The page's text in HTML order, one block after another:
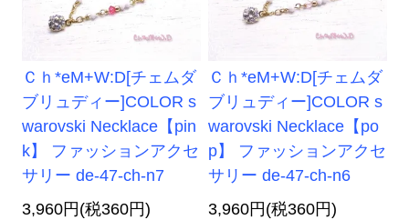
Ｃｈ*eM+W:D[チェムダ
ブリュディー]COLOR s
warovski Necklace【pin
k】 ファッションアクセ
サリー de-47-ch-n7
3,960円(税360円)
Ｃｈ*eM+W:D[チェムダ
ブリュディー]COLOR s
warovski Necklace【po
p】 ファッションアクセ
サリー de-47-ch-n6
3,960円(税360円)